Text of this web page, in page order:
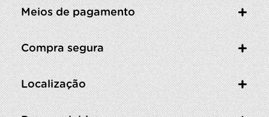
Meios de pagamento
Compra segura
Localização